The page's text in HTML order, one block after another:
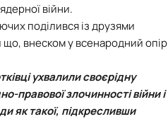
війни.
поділився із друзями
внеском у всенародний опір
ухвалили своєрідну
злочинності війни і
як такої, підкресливши